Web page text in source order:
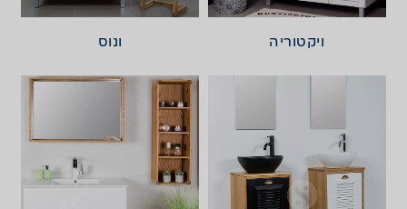
ויקטוריה ונוס